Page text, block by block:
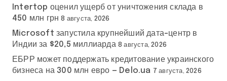
Intertop оценил ущерб от уничтожения склада в
450 млн грн 8 августа, 2026
Microsoft запустила крупнейший дата-центр в
Индии за $20,5 миллиарда 8 августа, 2026
ЕБРР может поддержать кредитование украинского
бизнеса на 300 млн евро — Delo.ua 7 августа, 2026